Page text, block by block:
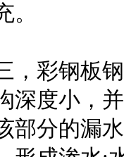
。
，彩钢板
深度小，
部分的漏